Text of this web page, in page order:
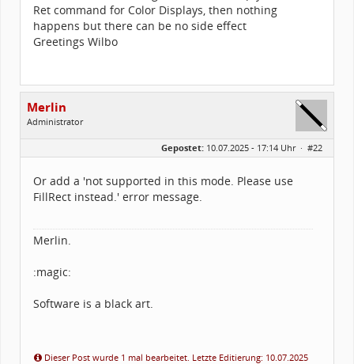
Ret command for Color Displays, then nothing
happens but there can be no side effect
Greetings Wilbo
Merlin
Administrator
Beiträge:
1502
Gepostet: 10.07.2025 - 17:14 Uhr · #22
Or add a 'not supported in this mode. Please use
FillRect instead.' error message.
Merlin.
:magic:
Software is a black art.
Dieser Post wurde 1 mal bearbeitet. Letzte Editierung: 10.07.2025